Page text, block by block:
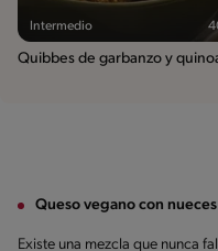
Intermedio
Quibbes de garbanzo y
Queso vegano con
Existe una mezcla que nunca